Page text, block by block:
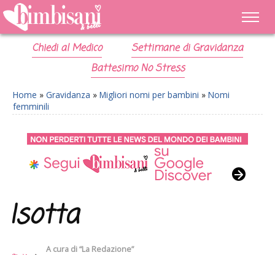
Chiedi al Medico
Settimane di Gravidanza
Battesimo No Stress
Home » Gravidanza » Migliori nomi per bambini » Nomi
femminili
Isotta
A cura di“La Redazione”